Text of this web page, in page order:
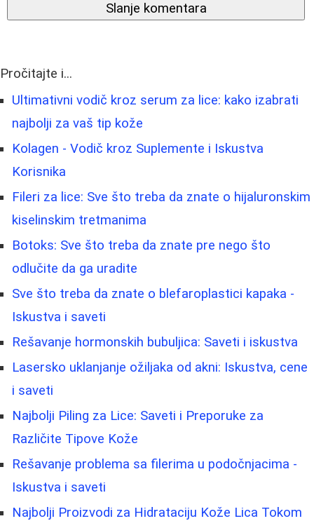
Slanje komentara
Pročitajte i...
Ultimativni vodič kroz serum za lice: kako izabrati
najbolji za vaš tip kože
Kolagen - Vodič kroz Suplemente i Iskustva
Korisnika
Fileri za lice: Sve što treba da znate o hijaluronskim
kiselinskim tretmanima
Botoks: Sve što treba da znate pre nego što
odlučite da ga uradite
Sve što treba da znate o blefaroplastici kapaka -
Iskustva i saveti
Rešavanje hormonskih bubuljica: Saveti i iskustva
Lasersko uklanjanje ožiljaka od akni: Iskustva, cene
i saveti
Najbolji Piling za Lice: Saveti i Preporuke za
Različite Tipove Kože
Rešavanje problema sa filerima u podočnjacima -
Iskustva i saveti
Najbolji Proizvodi za Hidrataciju Kože Lica Tokom